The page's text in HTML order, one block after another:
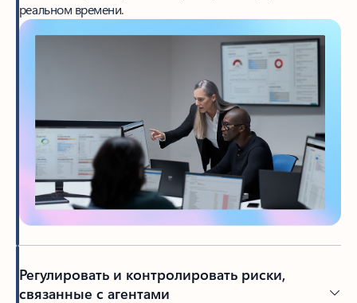
реальном времени.
Регулировать и контролировать риски,
связанные с агентами